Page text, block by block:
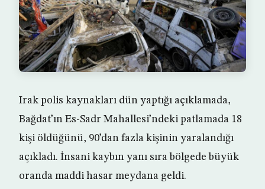
Irak polis kaynakları dün yaptığı açıklamada,
Bağdat’ın Es-Sadr Mahallesi’ndeki patlamada 18
kişi öldüğünü, 90’dan fazla kişinin yaralandığı
açıkladı. İnsani kaybın yanı sıra bölgede büyük
oranda maddi hasar meydana geldi.